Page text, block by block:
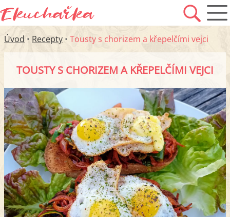
Úvod • Recepty • Tousty s chorizem a křepelčími vejci
TOUSTY S CHORIZEM A KŘEPELČÍMI VEJCI